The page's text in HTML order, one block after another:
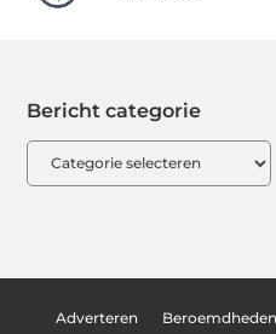
Bericht categorie
Adverteren Beroemdheden